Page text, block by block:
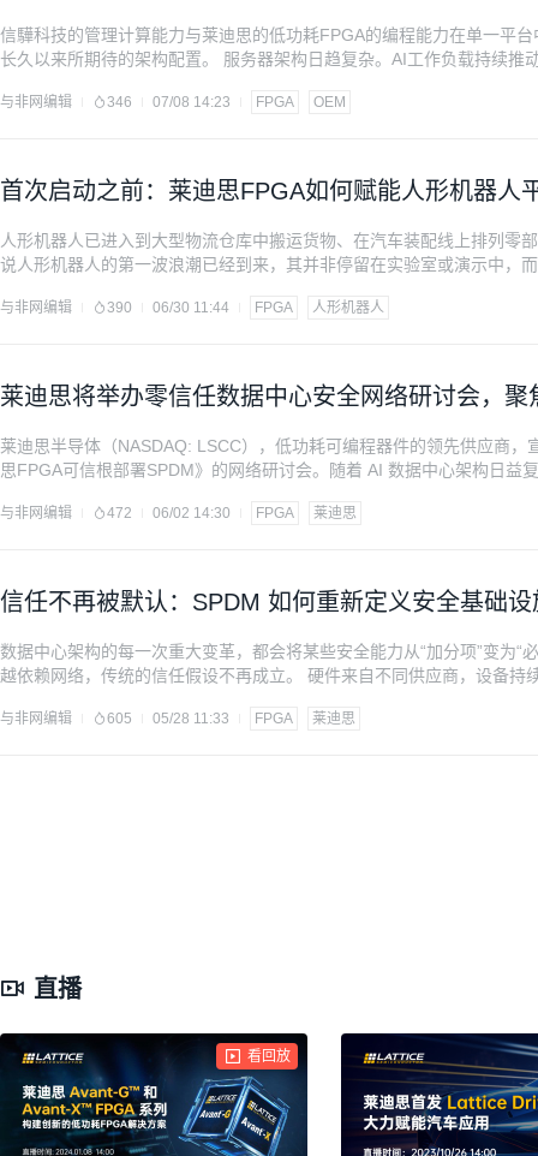
信驊科技的管理计算能力与莱迪思的低功耗FPGA的编程能力在单一平
长久以来所期待的架构配置。 服务器架构日趋复杂。AI工作负载持续推
仍能持续演进。信驊科技（ASPEED Technology）的全新AST1840将两
与非网编辑 346 07/08 14:23 FPGA OEM
首次启动之前：莱迪思FPGA如何赋能人形机器人
人形机器人已进入到大型物流仓库中搬运货物、在汽车装配线上排列零
说人形机器人的第一波浪潮已经到来，其并非停留在实验室或演示中，
与制造传统机器截然不同。人形机器人是一个分布
与非网编辑 390 06/30 11:44 FPGA 人形机器人
莱迪思将举办零信任数据中心安全网络研讨会，
莱迪思半导体（NASDAQ: LSCC），低功耗可编程器件的领先供应商
思FPGA可信根部署SPDM》的网络研讨会。随着 AI 数据中心架构日益
方：莱迪思半导体 研
与非网编辑 472 06/02 14:30 FPGA 莱迪思
信任不再被默认：SPDM 如何重新定义安全基础设
数据中心架构的每一次重大变革，都会将某些安全能力从“加分项”变为
越依赖网络，传统的信任假设不再成立。 硬件来自不同供应商，设备
核验确认。 这一转变正在推动安全协议与数据模
与非网编辑 605 05/28 11:33 FPGA 莱迪思
直播
看回放